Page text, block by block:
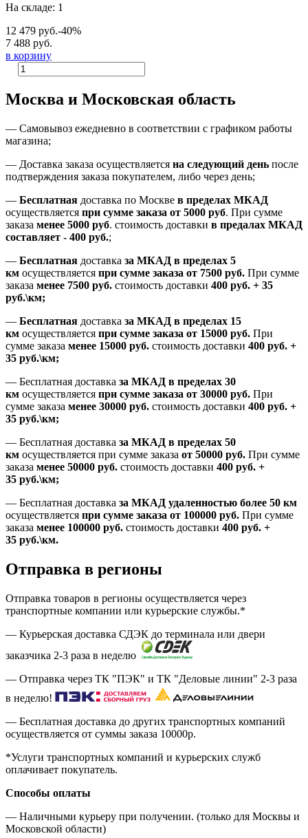
На складе: 1
12 479 руб.-40%
7 488 руб.
в корзину
Москва и Московская область
— Самовывоз ежедневно в соответствии с графиком работы
магазина;
— Доставка заказа осуществляется на следующий день после
подтверждения заказа покупателем, либо через день;
— Бесплатная доставка по Москве в пределах МКАД
осуществляется при сумме заказа от 5000 руб. При сумме
заказа менее 5000 руб. стоимость доставки в предалах МКАД
составляет - 400 руб.;
— Бесплатная доставка за МКАД в пределах 5
км осуществляется при сумме заказа от 7500 руб. При сумме
заказа менее 7500 руб. стоимость доставки 400 руб. + 35
руб.\км;
— Бесплатная доставка за МКАД в пределах 15
км осуществляется при сумме заказа от 15000 руб. При
сумме заказа менее 15000 руб. стоимость доставки 400 руб. +
35 руб.\км;
— Бесплатная доставка за МКАД в пределах 30
км осуществляется при сумме заказа от 30000 руб. При
сумме заказа менее 30000 руб. стоимость доставки 400 руб. +
35 руб.\км;
— Бесплатная доставка за МКАД в пределах 50
км осуществляется при сумме заказа от 50000 руб. При сумме
заказа менее 50000 руб. стоимость доставки 400 руб. +
35 руб.\км;
— Бесплатная доставка за МКАД удаленностью более 50 км
осуществляется при сумме заказа от 100000 руб. При сумме
заказа менее 100000 руб. стоимость доставки 400 руб. +
35 руб.\км.
Отправка в регионы
Отправка товаров в регионы осуществляется через
транспортные компании или курьерские службы.*
— Курьерская доставка СДЭК до терминала или двери
заказчика 2-3 раза в неделю
— Отправка через ТК "ПЭК" и ТК "Деловые линии" 2-3 раза
в неделю!
— Бесплатная доставка до других транспортных компаний
осуществляется от суммы заказа 10000р.
*Услуги транспортных компаний и курьерских служб
оплачивает покупатель.
Способы оплаты
— Наличными курьеру при получении. (только для Москвы и
Московской области)